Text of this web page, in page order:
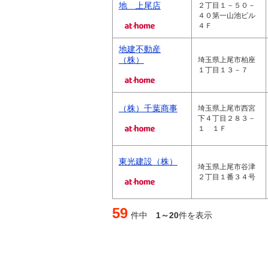
地 上尾店
２丁目１－５０－
４０第一山池ビル
４Ｆ
地建不動産
（株）
埼玉県上尾市柏座
１丁目１３－７
（株）千葉商事
埼玉県上尾市西宮
下４丁目２８３－
１ １Ｆ
東光建設（株）
埼玉県上尾市谷津
２丁目１番３４号
59 件中 1～20件を表示